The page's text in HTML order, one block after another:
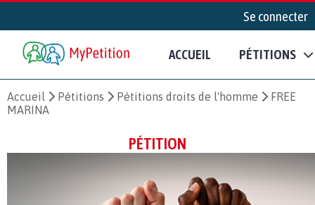
Se connecter
ACCUEIL PÉTITIONS
Accueil Pétitions Pétitions droits de l'homme
FREE
MARINA
PÉTITION